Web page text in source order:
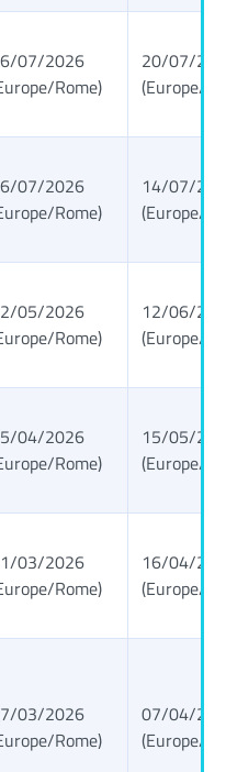
07/2026
Rome)
20/07/
(Europe/
07/2026
Rome)
14/07/
(Europe/
05/2026
Rome)
12/06/
(Europe/
04/2026
Rome)
15/05/
(Europe/
03/2026
Rome)
16/04/
(Europe/
03/2026
Rome)
07/04/
(Europe/